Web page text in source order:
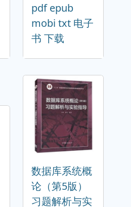
pdf epub
mobi txt 电子
书 下载
数据库系统概
论（第5版）
习题解析与实